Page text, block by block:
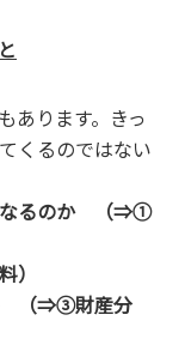
あります。きっ
くるのではない
なるのか （⇒①
）
（⇒③財産分